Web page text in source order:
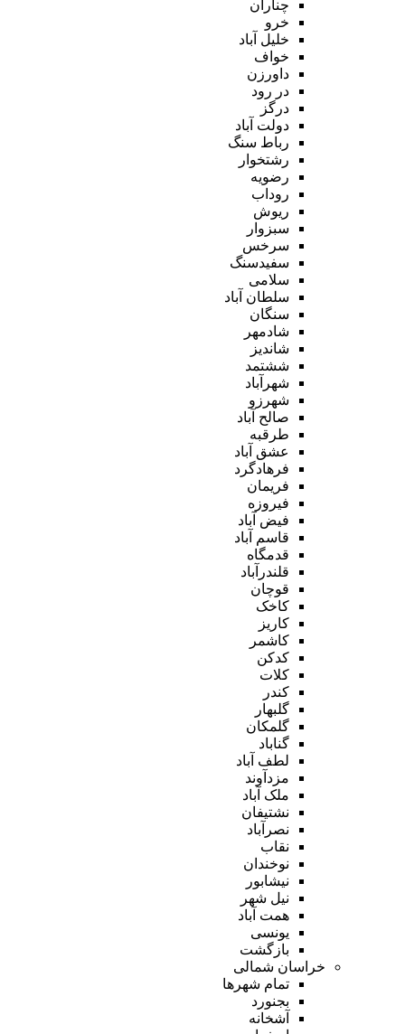
چناران
خرو
خلیل آباد
خواف
داورزن
در رود
درگز
دولت آباد
رباط سنگ
رشتخوار
رضویه
روداب
ریوش
سبزوار
سرخس
سفیدسنگ
سلامی
سلطان آباد
سنگان
شادمهر
شاندیز
ششتمد
شهرآباد
شهرزو
صالح آباد
طرقبه
عشق آباد
فرهادگرد
فریمان
فیروزه
فیض آباد
قاسم آباد
قدمگاه
قلندرآباد
قوچان
کاخک
کاریز
کاشمر
کدکن
کلات
کندر
گلبهار
گلمکان
گناباد
لطف آباد
مزدآوند
ملک آباد
نشتیفان
نصرآباد
نقاب
نوخندان
نیشابور
نیل شهر
همت آباد
یونسی
بازگشت
خراسان شمالی
تمام شهر‌ها
بجنورد
آشخانه